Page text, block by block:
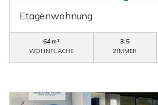
Etagenwohnung
64 m²
WOHNFLÄCHE
3,5
ZIMMER